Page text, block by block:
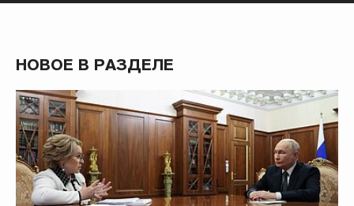
НОВОЕ В РАЗДЕЛЕ